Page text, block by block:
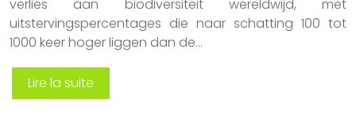
verlies aan biodiversiteit wereldwijd, met
uitstervingspercentages die naar schatting 100 tot
1000 keer hoger liggen dan de…
Lire la suite